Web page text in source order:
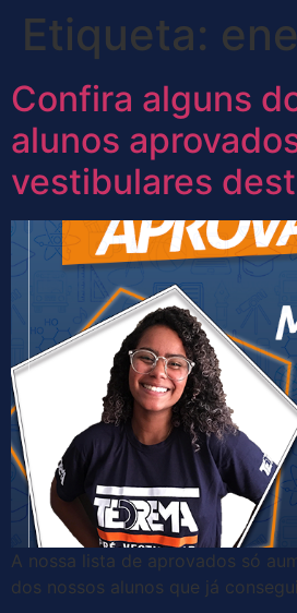
Etiqueta:
Confira alguns
alunos
vestibulares
A nossa lista de aprovados só
dos nossos alunos que já